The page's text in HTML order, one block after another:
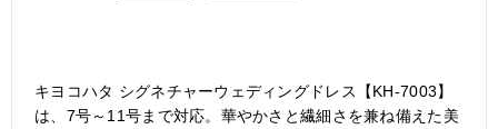
キヨコハタ シグネチャーウェディングドレス【KH-7003】
は、7号～11号まで対応。華やかさと繊細さを兼ね備えた美